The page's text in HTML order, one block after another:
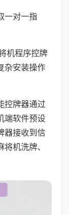
一对一指
机程序控牌
杂安装操作
控牌器通过
端软件预设
器接收到信
机洗牌、